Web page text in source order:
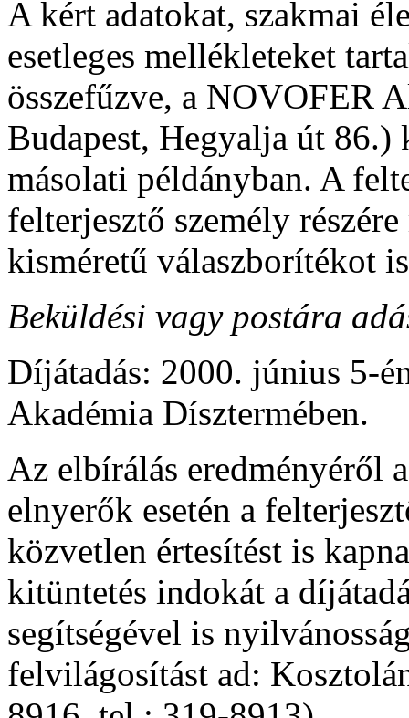
A kért adatokat, szakmai
esetleges mellékleteket
összefűzve, a NOVOFER
Budapest, Hegyalja út
másolati példányban. A
felterjesztő személy
kisméretű válaszborítékot
Beküldési vagy postára
Díjátadás: 2000. június 5-
Akadémia Dísztermében.
Az elbírálás eredményéről
elnyerők esetén a
közvetlen értesítést is
kitüntetés indokát a
segítségével is
felvilágosítást ad: